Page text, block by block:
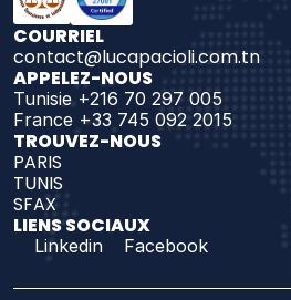
COURRIEL
contact@lucapacioli.com.tn
APPELEZ-NOUS
Tunisie +216 70 297 005
France +33 745 092 2015
TROUVEZ-NOUS
PARIS
TUNIS
SFAX
LIENS SOCIAUX
Linkedin Facebook